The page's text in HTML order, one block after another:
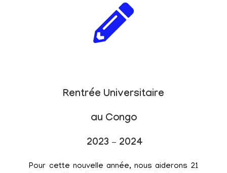
Rentrée Universitaire
au Congo
2023 – 2024
Pour cette nouvelle année, nous aiderons 21